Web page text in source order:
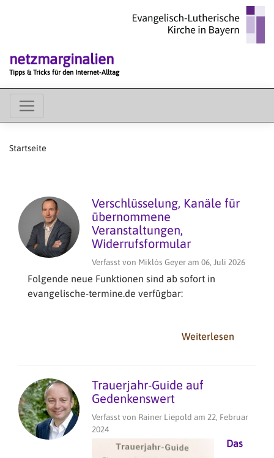
netzmarginalien
Tipps & Tricks für den Internet-Alltag
MAIN
MENU
Startseite
Verschlüsselung, Kanäle für
übernommene
Veranstaltungen,
Widerrufsformular
Verfasst von Miklós Geyeram 06, Juli 2026
Folgende neue Funktionen sind ab sofort in
evangelische-termine.de verfügbar:
Weiterlesen
Trauerjahr-Guide auf
Gedenkenswert
Verfasst von Rainer Liepold am 22, Februar
2024
Das